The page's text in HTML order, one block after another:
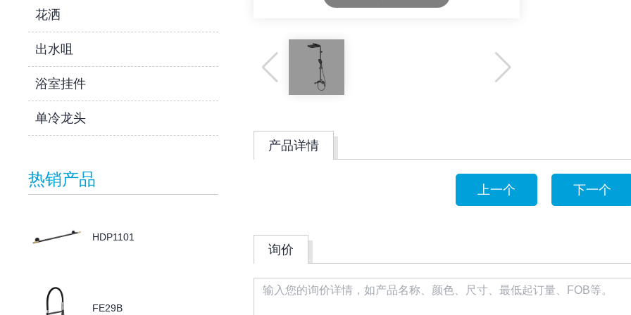
花洒
出水咀
浴室挂件
单冷龙头
热销产品
HDP1101
FE29B
产品详情
上一个 下一个
询价